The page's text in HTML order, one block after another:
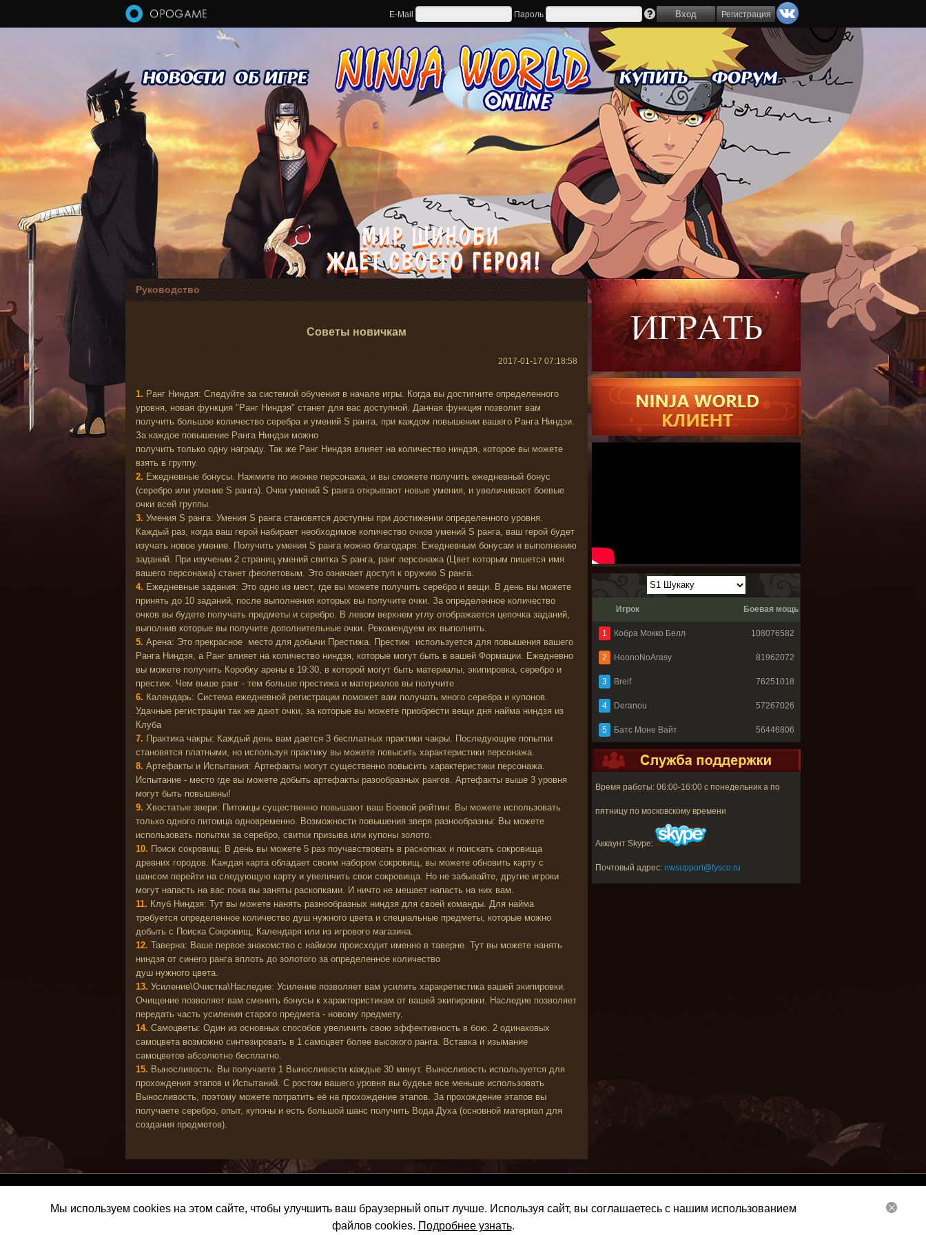
Перейти к основному содержанию
E-Mail Пароль Регистрация
Руководство
Советы новичкам
2017-01-17 07:18:58
1. Ранг Ниндзя: Следуйте за системой обучения в начале игры. Когда вы достигните определенного
уровня, новая функция "Ранг Ниндзя" станет для вас доступной. Данная функция позволит вам
получить большое количество серебра и умений S ранга, при каждом повышении вашего Ранга Ниндзи.
За каждое повышение Ранга Ниндзи можно
получить только одну награду. Так же Ранг Ниндзя влияет на количество ниндзя, которое вы можете
взять в группу.
2. Ежедневные бонусы. Нажмите по иконке персонажа, и вы сможете получить ежедневный бонус
(серебро или умение S ранга). Очки умений S ранга открывают новые умения, и увеличивают боевые
очки всей группы.
3. Умения S ранга: Умения S ранга становятся доступны при достижении определенного уровня.
Каждый раз, когда ваш герой набирает необходимое количество очков умений S ранга, ваш герой будет
изучать новое умение. Получить умения S ранга можно благодаря: Ежедневным бонусам и выполнению
заданий. При изучении 2 страниц умений свитка S ранга, ранг персонажа (Цвет которым пишется имя
вашего персонажа) станет феолетовым. Это означает доступ к оружию S ранга.
4. Ежедневные задания: Это одно из мест, где вы можете получить серебро и вещи. В день вы можете
принять до 10 заданий, после выполнения которых вы получите очки. За определенное количество
очков вы будете получать предметы и серебро. В левом верхнем углу отображается цепочка заданий,
выполнив которые вы получите дополнительные очки. Рекомендуем их выполнять.
5. Арена: Это прекрасное место для добычи Престижа. Престиж используется для повышения вашего
Ранга Ниндзя, а Ранг влияет на количество ниндзя, которые могут быть в вашей Формации. Ежедневно
вы можете получить Коробку арены в 19:30, в которой могут быть материалы, экипировка, серебро и
престиж. Чем выше ранг - тем больше престижа и материалов вы получите
6. Календарь: Система ежедневной регистрации поможет вам получать много серебра и купонов.
Удачные регистрации так же дают очки, за которые вы можете приобрести вещи дня найма ниндзя из
Клуба
7. Практика чакры: Каждый день вам дается 3 бесплатных практики чакры. Последующие попытки
становятся платными, но используя практику вы можете повысить характеристики персонажа.
8. Артефакты и Испытания: Артефакты могут существенно повысить характеристики персонажа.
Испытание - место где вы можете добыть артефакты разообразных рангов. Артефакты выше 3 уровня
могут быть повышены!
9. Хвостатые звери: Питомцы существенно повышают ваш Боевой рейтинг. Вы можете использовать
только одного питомца одновременно. Возможности повышения зверя разнообразны: Вы можете
использовать попытки за серебро, свитки призыва или купоны золото.
10. Поиск сокровищ: В день вы можете 5 раз поучавствовать в раскопках и поискать сокровища
древних городов. Каждая карта обладает своим набором сокровищ, вы можете обновить карту с
шансом перейти на следующую карту и увеличить свои сокровища. Но не забывайте, другие игроки
могут напасть на вас пока вы заняты раскопками. И ничто не мешает напасть на них вам.
11. Клуб Ниндзя: Тут вы можете нанять разнообразных ниндзя для своей команды. Для найма
требуется определенное количество душ нужного цвета и специальные предметы, которые можно
добыть с Поиска Сокровищ, Календаря или из игрового магазина.
12. Таверна: Ваше первое знакомство с наймом происходит именно в таверне. Тут вы можете нанять
ниндзя от синего ранга вплоть до золотого за определенное количество
душ нужного цвета.
13. Усиление\Очистка\Наследие: Усиление позволяет вам усилить харакретистика вашей экипировки.
Очищение позволяет вам сменить бонусы к характеристикам от вашей экипировки. Наследие позволяет
передать часть усиления старого предмета - новому предмету.
14. Самоцветы: Один из основных способов увеличить свою эффективность в бою. 2 одинаковых
самоцвета возможно синтезировать в 1 самоцвет более высокого ранга. Вставка и изымание
самоцветов абсолютно бесплатно.
15. Выносливость: Вы получаете 1 Выносливости каждые 30 минут. Выносливость используется для
прохождения этапов и Испытаний. С ростом вашего уровня вы будеье все меньше использовать
Выносливость, поэтому можете потратить её на прохождение этапов. За прохождение этапов вы
получаете серебро, опыт, купоны и есть большой шанс получить Вода Духа (основной материал для
создания предметов).
Игрок Боевая мощь
1 Кобра Мокко Белл 108076582
2 HoonoNoArasy 81962072
3 Breif 76251018
4 Deranou 57267026
5 Батс Моне Вайт 56446806
Время работы: 06:00-16:00 с понедельник а по
пятницу по московскому времени
Аккаунт Skype:
Почтовый адрес: nwsupport@fysco.ru
About Us Terms of Service Privacy Policy
Contact Us
Copyright 2014-2021 Fortune Game Limited. All Rights Reserved
Мы используем cookies на этом сайте, чтобы улучшить ваш браузерный опыт лучше. Используя сайт, вы соглашаетесь с нашим использованием
файлов cookies. Подробнее узнать.